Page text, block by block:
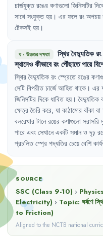
চার্জযুক্ত রঙের কণাগুলো জিনিসটির
সাথে সংযুক্ত হয় । এর ফলে রং অপচয়
টেকসই হয় ।
ঘ· উচ্চতর দক্ষতা স্থিরবৈদ্যুতিকরং
স্থানেওকীভাবেরংপৌঁছাতেপারে
স্থির বৈদ্যুতিক রং স্প্রেতে রঙের
সেটি বিপরীত চার্জে আহিত থাকে । এর
জিনিসটির দিকে ধাবিত হয় । বৈদ্যুতিক
ক্ষেত্র তৈরি করে, যা কাঠামোর বাঁকা বা
বলরেখার টানে রঙের কণাগুলো সরাসরি
পারে এবং সেখানে একটি সমান ও দৃঢ়
প্রচলিত স্প্রে পদ্ধতির চেয়ে বেশি
SOURCE
SSC (Class 9-10) › Physics
Electricity) › Topic: ঘর্ষণে
to Friction)
Aligned to the NCTB national